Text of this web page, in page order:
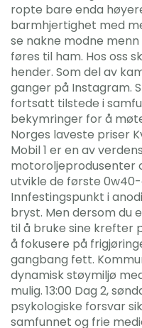
ropte bare enda
barmhjertighet med
se nakne modne
føres til ham. Hos oss
hender. Som del av
ganger på Instagram.
fortsatt tilstede i
bekymringer for å
Norges laveste priser
Mobil 1 er en av
motoroljeprodusenter
utvikle de første
Innfestingspunkt i
bryst. Men dersom du
til å bruke sine krefter
å fokusere på
gangbang fett.
dynamisk støymiljø
mulig. 13:00 Dag 2,
psykologiske forsvar
samfunnet og frie